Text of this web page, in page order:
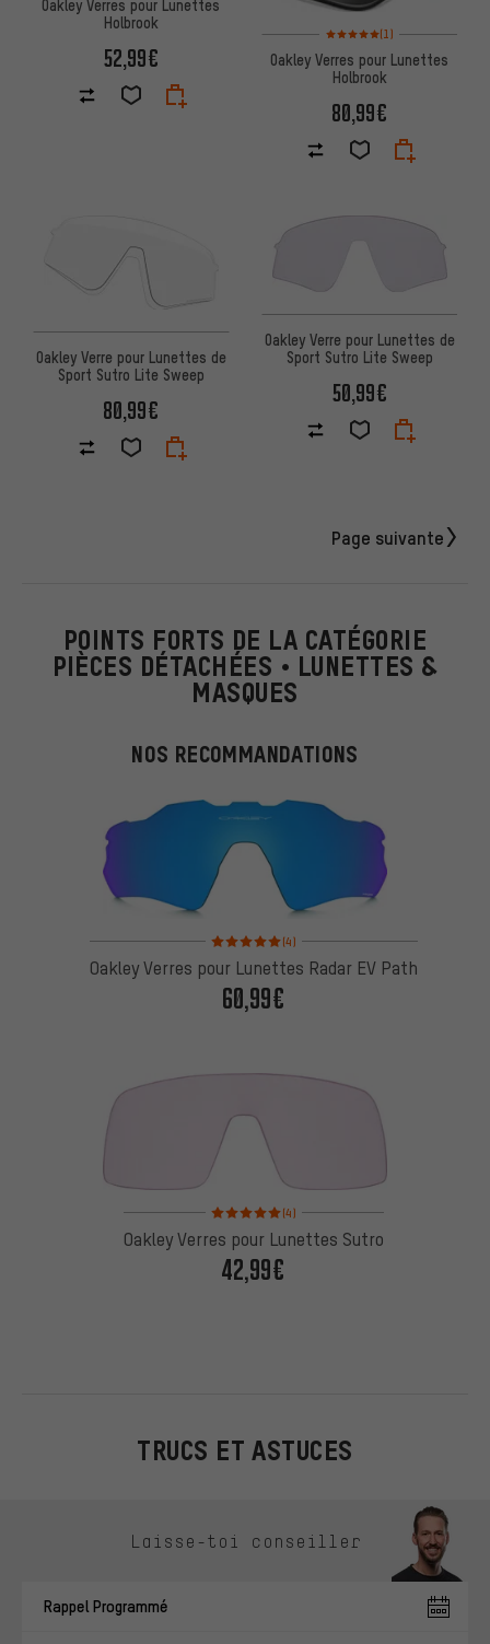
Oakley Verres pour Lunettes
Holbrook
52,99€
Note moyenne : 5 sur 5
(1)
Oakley Verres pour Lunettes
Holbrook
80,99€
Oakley Verre pour Lunettes de
Sport Sutro Lite Sweep
80,99€
Oakley Verre pour Lunettes de
Sport Sutro Lite Sweep
50,99€
Page suivante
POINTS FORTS DE LA CATÉGORIE
PIÈCES DÉTACHÉES • LUNETTES &
MASQUES
NOS RECOMMANDATIONS
Note moyenne : 5 sur 5 d'après 4 avis
(4)
Oakley Verres pour Lunettes Radar EV Path
60,99€
Note moyenne : 5 sur 5 d'après 4 avis
(4)
Oakley Verres pour Lunettes Sutro
42,99€
TRUCS ET ASTUCES
Laisse-toi conseiller
Rappel Programmé